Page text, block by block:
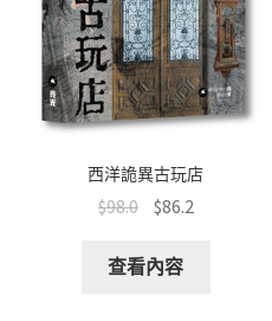
西洋詭異古玩店
$98.0 $86.2
查看內容